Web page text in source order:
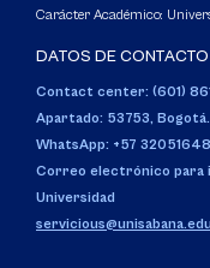
Carácter Académico:
DATOS DE CONTACTO
Contact center: (601)
Apartado: 53753, Bogotá.
WhatsApp: +57
Correo electrónico para
Universidad